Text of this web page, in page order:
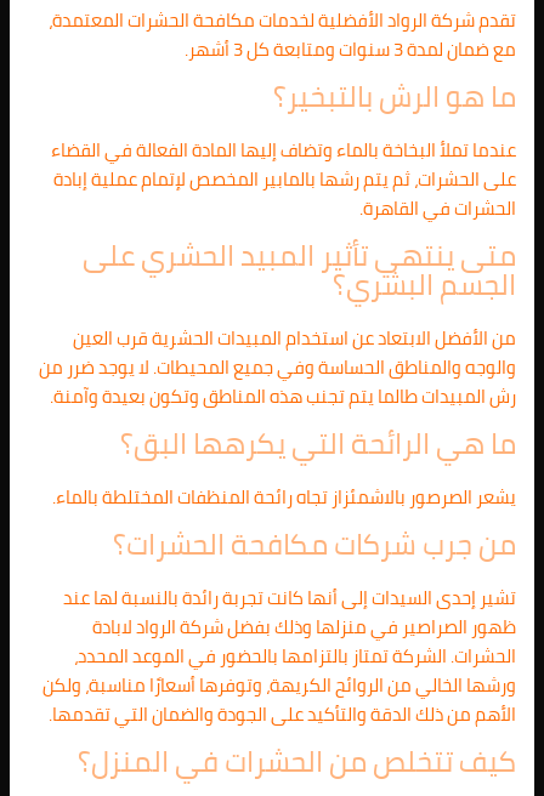
تقدم شركة الرواد الأفضلية لخدمات مكافحة الحشرات المعتمدة،
مع ضمان لمدة 3 سنوات ومتابعة كل 3 أشهر.
ما هو الرش بالتبخير؟
عندما تملأ البخاخة بالماء وتضاف إليها المادة الفعالة في القضاء
على الحشرات، ثم يتم رشها بالمابير المخصص لإتمام عملية إبادة
الحشرات في القاهرة.
متى ينتهي تأثير المبيد الحشري على
الجسم البشري؟
من الأفضل الابتعاد عن استخدام المبيدات الحشرية قرب العين
والوجه والمناطق الحساسة وفي جميع المحيطات. لا يوجد ضرر من
رش المبيدات طالما يتم تجنب هذه المناطق وتكون بعيدة وآمنة.
ما هي الرائحة التي يكرهها البق؟
يشعر الصرصور بالاشمئزاز تجاه رائحة المنظفات المختلطة بالماء.
من جرب شركات مكافحة الحشرات؟
تشير إحدى السيدات إلى أنها كانت تجربة رائدة بالنسبة لها عند
ظهور الصراصير في منزلها وذلك بفضل شركة الرواد لابادة
الحشرات. الشركة تمتاز بالتزامها بالحضور في الموعد المحدد،
ورشها الخالي من الروائح الكريهة، وتوفرها أسعارًا مناسبة، ولكن
الأهم من ذلك الدقة والتأكيد على الجودة والضمان التي تقدمها.
كيف تتخلص من الحشرات في المنزل؟